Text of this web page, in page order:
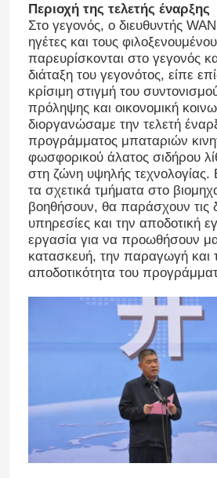
Περιοχή της τελετής έναρξης
Στο γεγονός, ο διευθυντής
ηγέτες και τους
παρευρίσκονται στο γεγονός
διάταξη του γεγονότος, είπε
κρίσιμη στιγμή του
πρόληψης και οικονομική
διοργανώσαμε την τελετή
προγράμματος μπαταριών
φωσφορικού άλατος σιδήρου
στη ζώνη υψηλής τεχνολογίας.
τα σχετικά τμήματα στο
βοηθήσουν, θα παράσχουν τις
υπηρεσίες και την αποδοτική
εργασία για να προωθήσουν
κατασκευή, την παραγωγή και
αποδοτικότητα του